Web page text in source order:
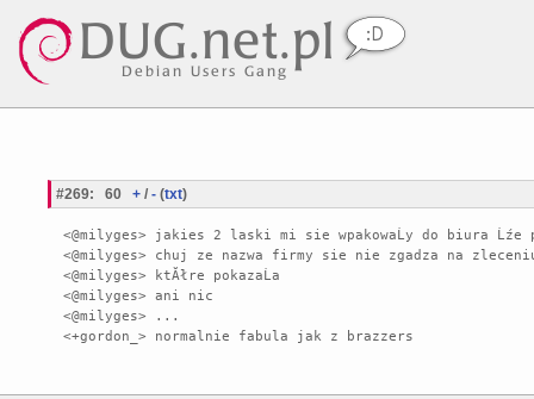
#269: 60 + / - (txt)
<@milyges> jakies 2 laski mi sie wpakowaĹy do biura Ĺźe
<@milyges> chuj ze nazwa firmy sie nie zgadza na
<@milyges> ktĂłre pokazaĹa
<@milyges> ani nic
<@milyges> ...